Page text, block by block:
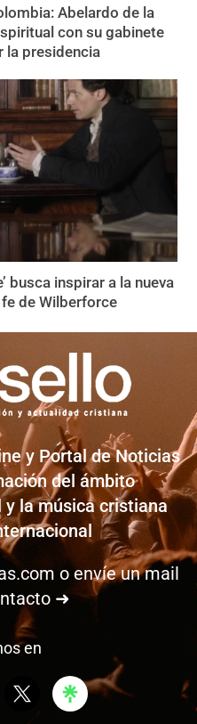
Abelardo de la
con su gabinete
la presidencia
busca inspirar a la nueva
de Wilberforce
y Portal de Noticias
del ámbito
la música cristiana
o envíe un mail
➜
en